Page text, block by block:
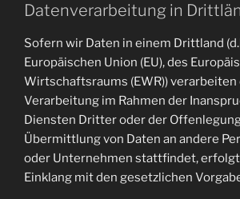
Datenverarbeitung in
Sofern wir Daten in einem Drittland
Europäischen Union (EU), des
Wirtschaftsraums (EWR)) verarbeiten
Verarbeitung im Rahmen der
Diensten Dritter oder der
Übermittlung von Daten an andere
oder Unternehmen stattfindet,
Einklang mit den gesetzlichen